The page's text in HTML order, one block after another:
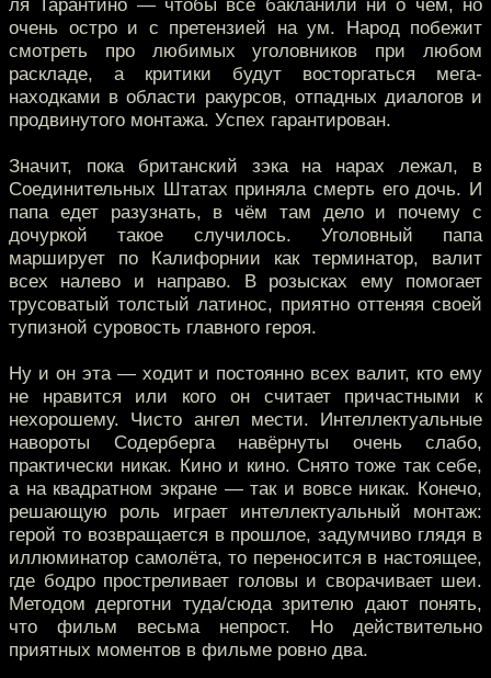
ля Тарантино — чтобы все бакланили ни о чём, но
очень остро и с претензией на ум. Народ побежит
смотреть про любимых уголовников при любом
раскладе, а критики будут восторгаться мега-
находками в области ракурсов, отпадных диалогов и
продвинутого монтажа. Успех гарантирован.
Значит, пока британский зэка на нарах лежал, в
Соединительных Штатах приняла смерть его дочь. И
папа едет разузнать, в чём там дело и почему с
дочуркой такое случилось. Уголовный папа
марширует по Калифорнии как терминатор, валит
всех налево и направо. В розысках ему помогает
трусоватый толстый латинос, приятно оттеняя своей
тупизной суровость главного героя.
Ну и он эта — ходит и постоянно всех валит, кто ему
не нравится или кого он считает причастными к
нехорошему. Чисто ангел мести. Интеллектуальные
навороты Содерберга навёрнуты очень слабо,
практически никак. Кино и кино. Снято тоже так себе,
а на квадратном экране — так и вовсе никак. Конечо,
решающую роль играет интеллектуальный монтаж:
герой то возвращается в прошлое, задумчиво глядя в
иллюминатор самолёта, то переносится в настоящее,
где бодро простреливает головы и сворачивает шеи.
Методом дерготни туда/сюда зрителю дают понять,
что фильм весьма непрост. Но действительно
приятных моментов в фильме ровно два.